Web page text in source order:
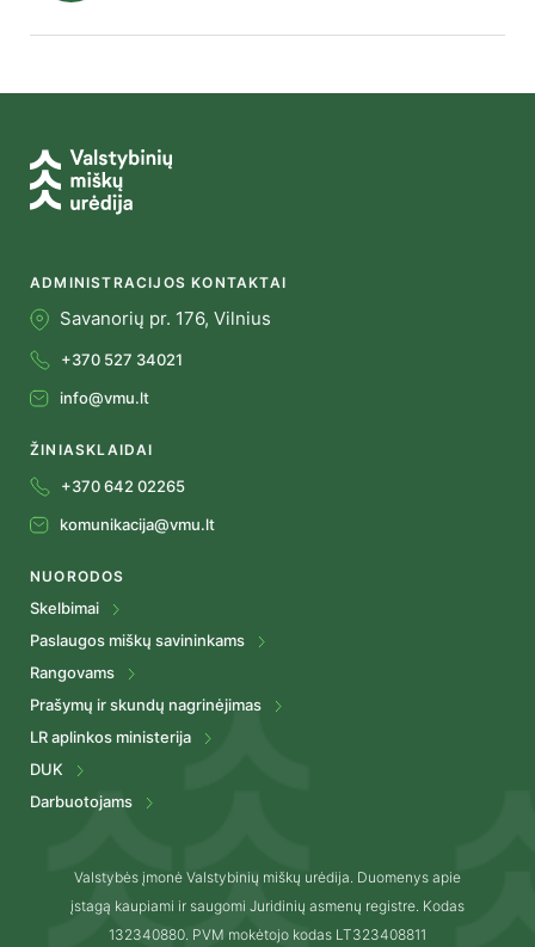
ADMINISTRACIJOS KONTAKTAI
Savanorių pr. 176, Vilnius
+370 527 34021
info@vmu.lt
ŽINIASKLAIDAI
+370 642 02265
komunikacija@vmu.lt
NUORODOS
Skelbimai
Paslaugos miškų savininkams
Rangovams
Prašymų ir skundų nagrinėjimas
LR aplinkos ministerija
DUK
Darbuotojams
Valstybės įmonė Valstybinių miškų urėdija. Duomenys apie
įstagą kaupiami ir saugomi Juridinių asmenų registre. Kodas
132340880. PVM mokėtojo kodas LT323408811